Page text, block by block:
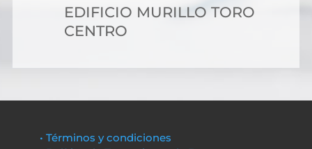
EDIFICIO MURILLO TORO
CENTRO
• Términos y condiciones